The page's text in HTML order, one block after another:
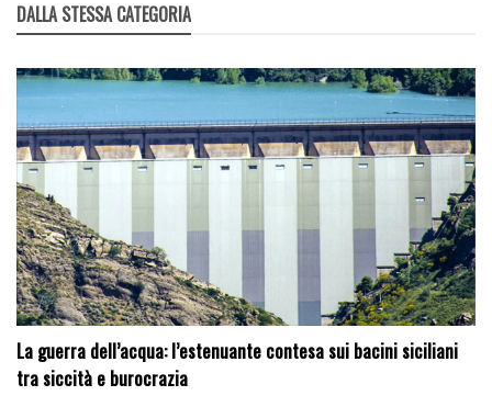
DALLA STESSA CATEGORIA
La guerra dell’acqua: l’estenuante contesa sui bacini siciliani
tra siccità e burocrazia